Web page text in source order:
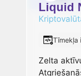
Liquid
Tīmekļa
Zelta